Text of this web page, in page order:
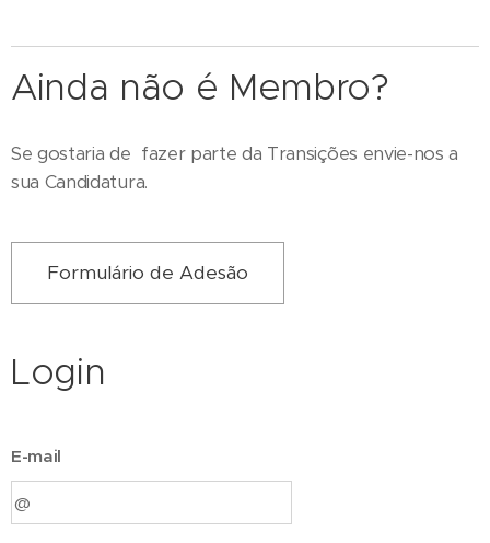
Ainda não é Membro?
Se gostaria de fazer parte da Transições envie-nos a
sua Candidatura.
Formulário de Adesão
Login
E-mail